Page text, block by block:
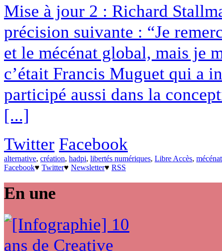
Mise à jour 2 : Richard
précision suivante : “Je
et le mécénat global, mais je
c’était Francis Muguet qui a
participé aussi dans la
[...]
Twitter Facebook
alternative, création, hadpi, libertés numériques, Libre Accès,
Facebook♥ Twitter♥ Newsletter♥ RSS
En une